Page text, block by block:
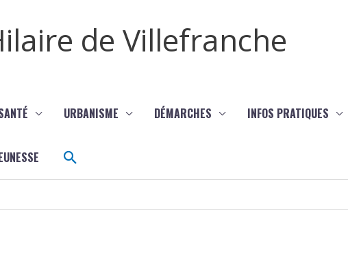
de Villefranche
URBANISME DÉMARCHES INFOS PRATIQUES
Rechercher